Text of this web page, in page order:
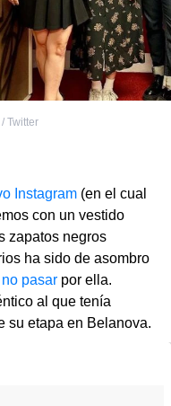
Twitter
Instagram (en el cual
con un vestido
zapatos negros
ha sido de asombro
pasar por ella.
al que tenía
su etapa en Belanova.